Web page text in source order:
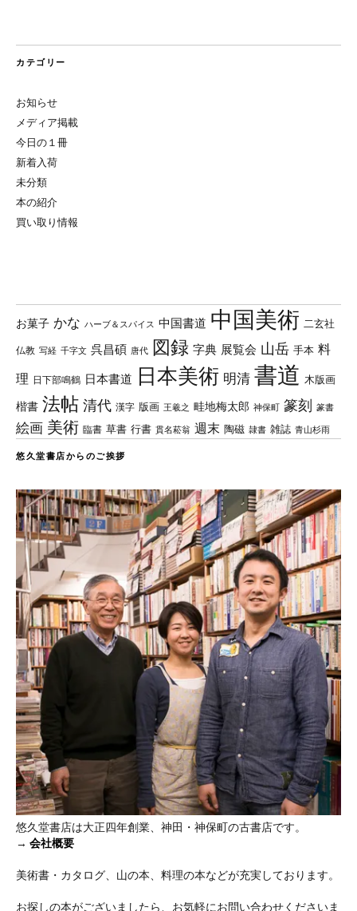
カテゴリー
お知らせ
メディア掲載
今日の１冊
新着入荷
未分類
本の紹介
買い取り情報
お菓子 かな ハーブ＆スパイス 中国書道 中国美術 二玄社
仏教 写経 千字文 呉昌碩 唐代 図録 字典 展覧会 山岳 手本 料
理 日下部鳴鶴 日本書道 日本美術 明清 書道 木版画
楷書 法帖 清代 漢字 版画 王羲之 畦地梅太郎 神保町 篆刻 篆書
絵画 美術 臨書 草書 行書 貫名菘翁 週末 陶磁 隷書 雑誌 青山杉雨
悠久堂書店からのご挨拶
悠久堂書店は大正四年創業、神田・神保町の古書店です。
→ 会社概要
美術書・カタログ、山の本、料理の本などが充実しております。
お探しの本がございましたら、お気軽にお問い合わせくださいま